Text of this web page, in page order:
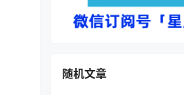
随机文章